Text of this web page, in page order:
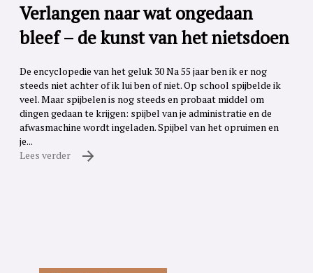
Verlangen naar wat ongedaan
bleef – de kunst van het nietsdoen
De encyclopedie van het geluk 30 Na 55 jaar ben ik er nog
steeds niet achter of ik lui ben of niet. Op school spijbelde ik
veel. Maar spijbelen is nog steeds en probaat middel om
dingen gedaan te krijgen: spijbel van je administratie en de
afwasmachine wordt ingeladen. Spijbel van het opruimen en
je...
Lees verder